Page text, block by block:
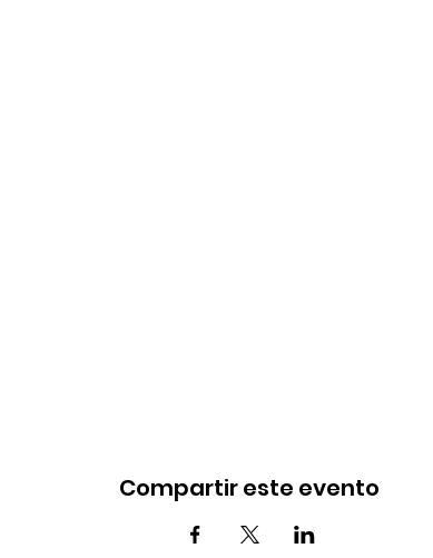
Compartir este evento